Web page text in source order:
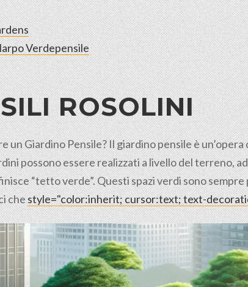
Verdepensile
ROSOLINI
un Giardino Pensile? Il giardino pensile è
possono essere realizzati a livello del terreno,
“tetto verde”. Questi spazi verdi sono
chestyle="color:inherit; cursor:text; text-